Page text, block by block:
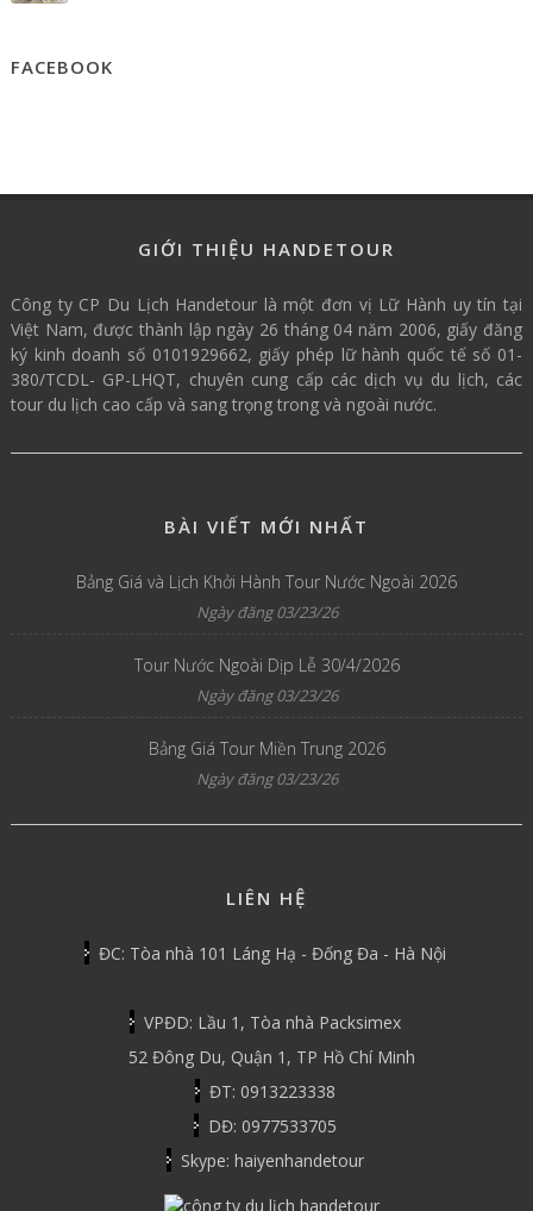
FACEBOOK
GIỚI THIỆU HANDETOUR
Công ty CP Du Lịch Handetour là một đơn vị Lữ Hành uy tín tại
Việt Nam, được thành lập ngày 26 tháng 04 năm 2006, giấy đăng
ký kinh doanh số 0101929662, giấy phép lữ hành quốc tế số 01-
380/TCDL- GP-LHQT, chuyên cung cấp các dịch vụ du lịch, các
tour du lịch cao cấp và sang trọng trong và ngoài nước.
BÀI VIẾT MỚI NHẤT
Bảng Giá và Lịch Khởi Hành Tour Nước Ngoài 2026
Ngày đăng 03/23/26
Tour Nước Ngoài Dịp Lễ 30/4/2026
Ngày đăng 03/23/26
Bảng Giá Tour Miền Trung 2026
Ngày đăng 03/23/26
LIÊN HỆ
ĐC: Tòa nhà 101 Láng Hạ - Đống Đa - Hà Nội
VPĐD: Lầu 1, Tòa nhà Packsimex
52 Đông Du, Quận 1, TP Hồ Chí Minh
ĐT: 0913223338
DĐ: 0977533705
Skype: haiyenhandetour